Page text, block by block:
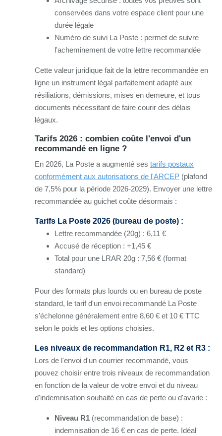
conservées dans votre espace client pour une
durée légale
Numéro de suivi La Poste : permet de suivre
l'acheminement de votre lettre recommandée
Cette valeur juridique fait de la lettre recommandée en
ligne un instrument légal parfaitement adapté aux
résiliations, démissions, mises en demeure, et tous
documents nécessitant de faire courir des délais
légaux.
Tarifs 2026 : combien coûte l'envoi d'un
recommandé en ligne ?
En 2026, La Poste a augmenté ses tarifs postaux
conformément aux autorisations de l'ARCEP (plafond
de 7,5% pour la période 2026-2029). Envoyer une lettre
recommandée au guichet coûte désormais :
Tarifs La Poste 2026 (bureau de poste) :
Lettre recommandée (20g) : 6,11 €
Accusé de réception : +1,45 €
Total pour une LRAR 20g : 7,56 € (format
standard)
Pour des formats plus lourds ou en bureau de poste
standard, le tarif d'un envoi recommandé La Poste
s'échelonne généralement entre 8,60 € et 10 € TTC
selon le poids et les options choisies.
Les niveaux de recommandation R1, R2 et R3 :
Lors de l'envoi d'un courrier recommandé, vous
pouvez choisir entre trois niveaux de recommandation
en fonction de la valeur de votre envoi et du niveau
d'indemnisation souhaité en cas de perte ou d'avarie :
Niveau R1 (recommandation de base) :
indemnisation de 16 € en cas de perte. Idéal